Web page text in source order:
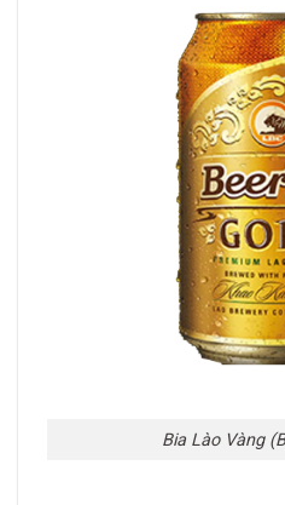
Bia Lào Vàng